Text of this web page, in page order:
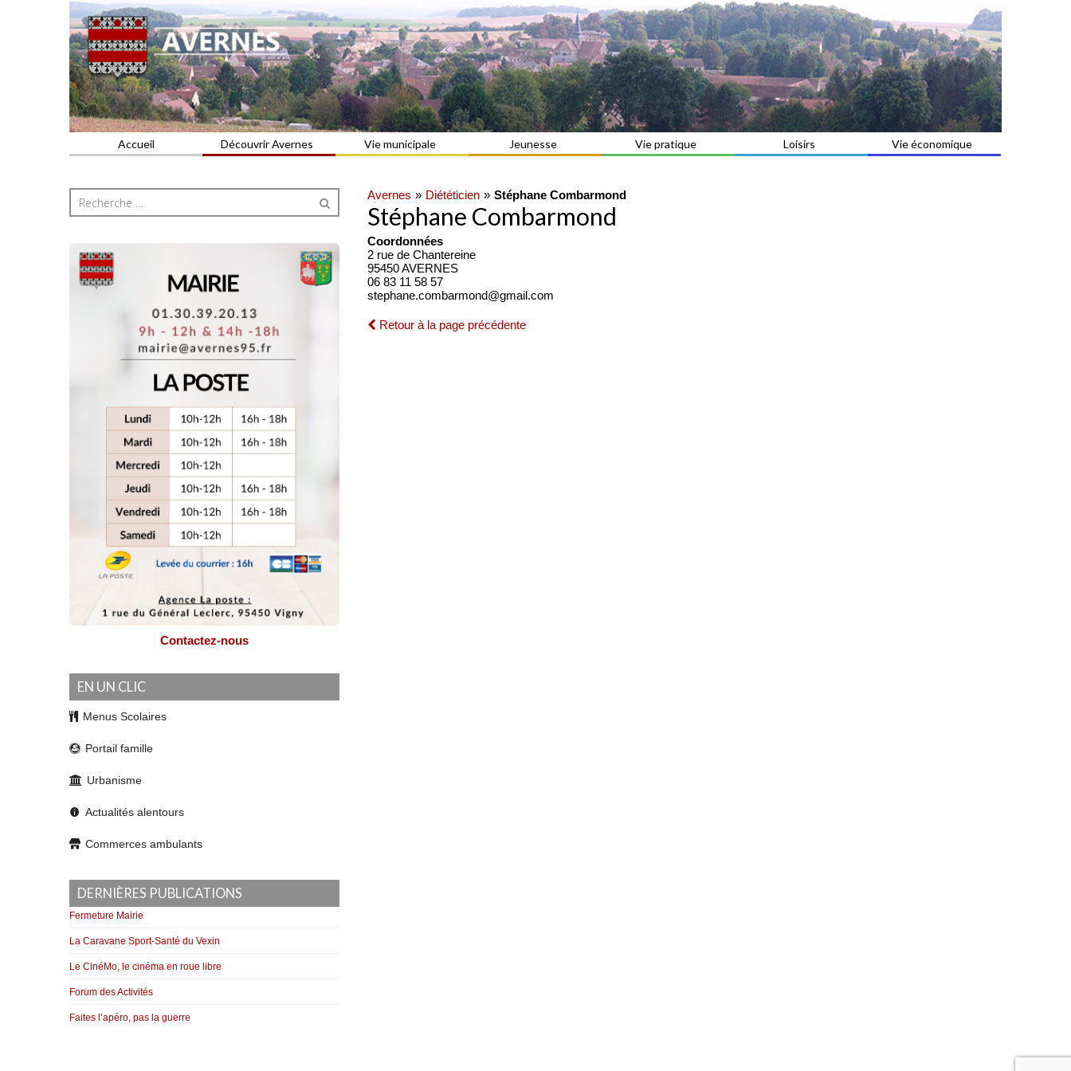
AVERNES
Commune du Val d'Oise
Accueil Découvrir Avernes Vie municipale Jeunesse Vie pratique Loisirs Vie économique
Avernes Diététicien Stéphane Combarmond
Stéphane Combarmond
Coordonnées
2 rue de Chantereine
95450 AVERNES
06 83 11 58 57
stephane.combarmond@gmail.com
Retour à la page précédente
Contactez-nous
EN UN CLIC
Menus Scolaires
Portail famille
Urbanisme
Actualités alentours
Commerces ambulants
DERNIÈRES PUBLICATIONS
Fermeture Mairie
La Caravane Sport-Santé du Vexin
Le CinéMo, le cinéma en roue libre
Forum des Activités
Faites l’apéro, pas la guerre